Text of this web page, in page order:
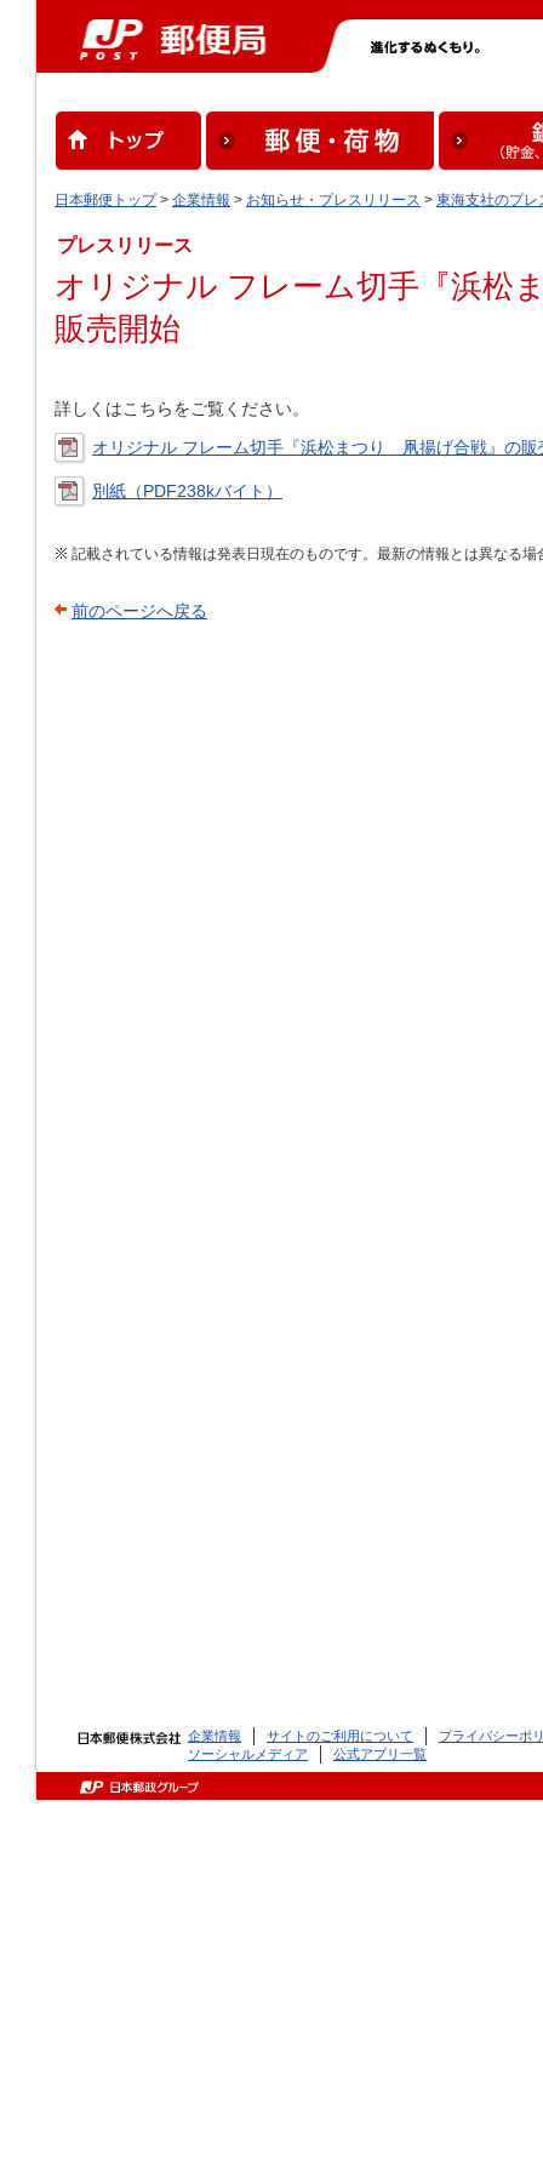
日本郵便トップ> 企業情報 > お知らせ・プレスリリース > 東海支社のプレ
プレスリリース
オリジナル フレーム切手『浜松
販売開始
詳しくはこちらをご覧ください。
オリジナル フレーム切手『浜松まつり 凧揚げ合戦』の販
別紙（PDF238kバイト）
記載されている情報は発表日現在のものです。最新の情報とは異なる
前のページへ戻る
企業情報 サイトのご利用について
プライバシーポ
ソーシャルメディア
公式アプリ一覧